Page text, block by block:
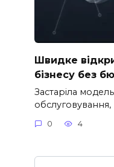
Швидке
бізнесу без
Застаріла
0 4